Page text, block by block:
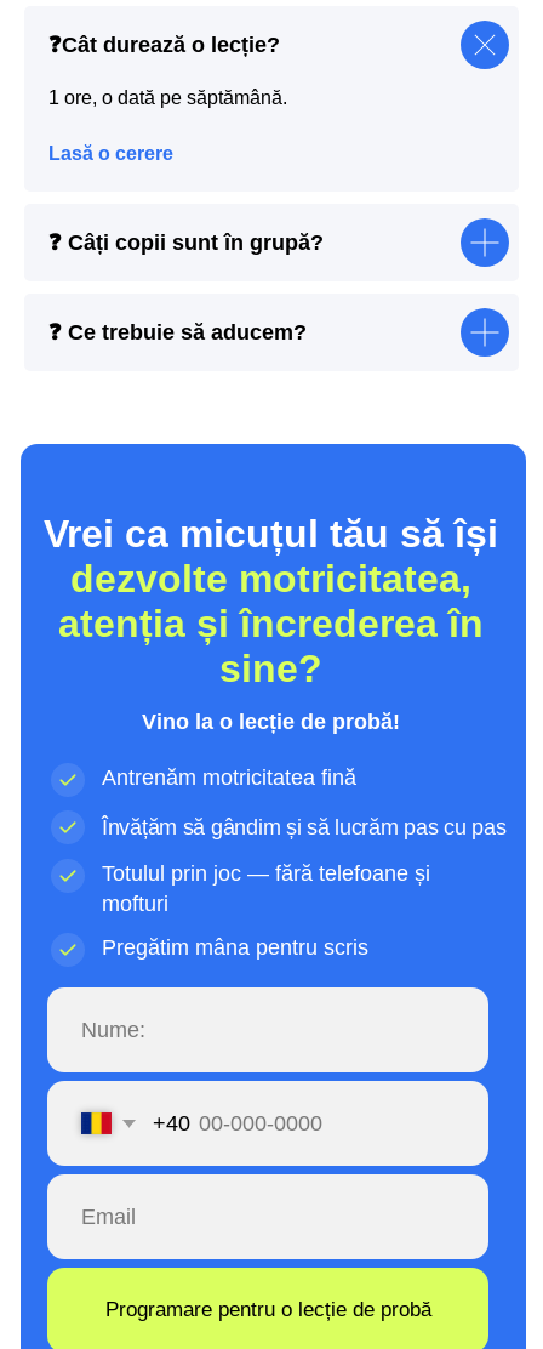
❓Cât durează o lecție?
1 ore, o dată pe săptămână.
Lasă o cerere
❓ Câți copii sunt în grupă?
❓ Ce trebuie să aducem?